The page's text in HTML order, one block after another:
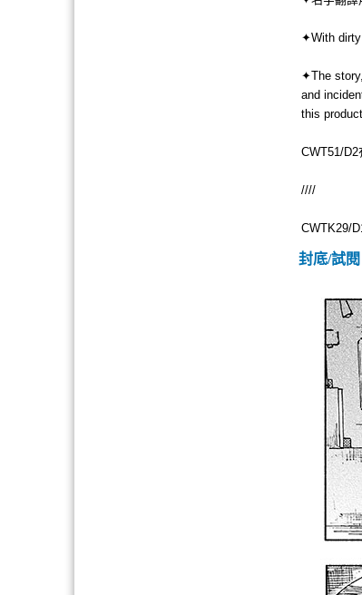
✦With
✦The
and
this
CWT51/
////
CWTK29/
封底/試閱